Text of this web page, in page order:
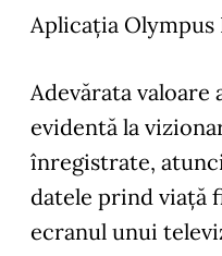
Aplicaţia Olympus
Adevărata
evidentă la
înregistrate,
datele prind viaţă
ecranul unui